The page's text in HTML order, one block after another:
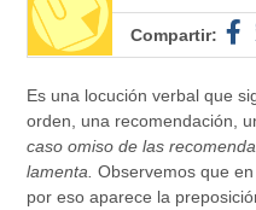
Compartir:
Es una locución verbal que
orden, una recomendación,
caso omiso de las
lamenta.Observemos que
por eso aparece la